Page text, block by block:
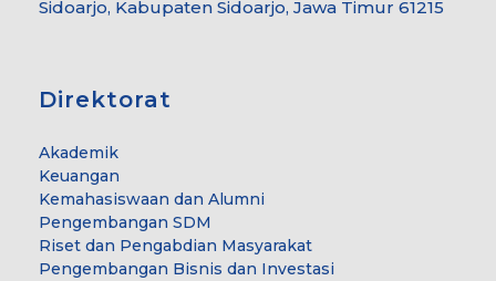
Sidoarjo, Kabupaten Sidoarjo, Jawa Timur 61215
Direktorat
Akademik
Keuangan
Kemahasiswaan dan Alumni
Pengembangan SDM
Riset dan Pengabdian Masyarakat
Pengembangan Bisnis dan Investasi